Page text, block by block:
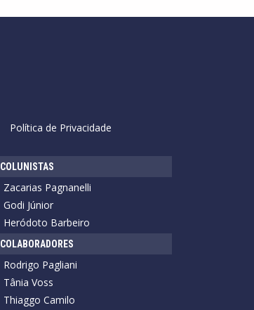
Política de Privacidade
COLUNISTAS
Zacarias Pagnanelli
Godi Júnior
Heródoto Barbeiro
COLABORADORES
Rodrigo Pagliani
Tânia Voss
Thiaggo Camilo